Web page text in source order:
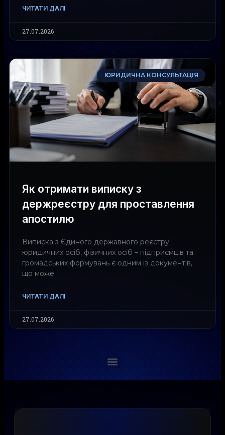
ЧИТАТИ ДАЛІ
27.07.2026
ЮРИДИЧНА КОНСУЛЬТАЦІЯ
Як отримати виписку з
держреєстру для проставлення
апостилю
Виписка з Єдиного державного реєстру
юридичних осіб, фізичних осіб – підприємців та
громадських формувань є одним із документів,
що може
ЧИТАТИ ДАЛІ
27.07.2026